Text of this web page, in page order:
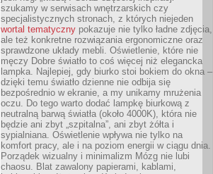
szukamy w serwisach wnętrzarskich czy
specjalistycznych stronach, z których niejeden
wortal tematyczny pokazuje nie tylko ładne zdjęcia,
ale też konkretne rozwiązania ergonomiczne oraz
sprawdzone układy mebli. Oświetlenie, które nie
męczy Dobre światło to coś więcej niż elegancka
lampka. Najlepiej, gdy biurko stoi bokiem do okna –
dzięki temu światło dzienne nie odbija się
bezpośrednio w ekranie, a my unikamy mrużenia
oczu. Do tego warto dodać lampkę biurkową z
neutralną barwą światła (około 4000K), która nie
będzie ani zbyt „szpitalna”, ani zbyt żółta i
sypialniana. Oświetlenie wpływa nie tylko na
komfort pracy, ale i na poziom energii w ciągu dnia.
Porządek wizualny i minimalizm Mózg nie lubi
chaosu. Blat zawalony papierami, kablami,